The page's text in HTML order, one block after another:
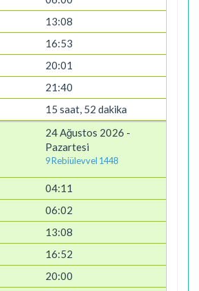
13:08
16:53
20:01
21:40
15 saat, 52 dakika
24 Ağustos 2026 -
Pazartesi
9 Rebiülevvel 1448
04:11
06:02
13:08
16:52
20:00